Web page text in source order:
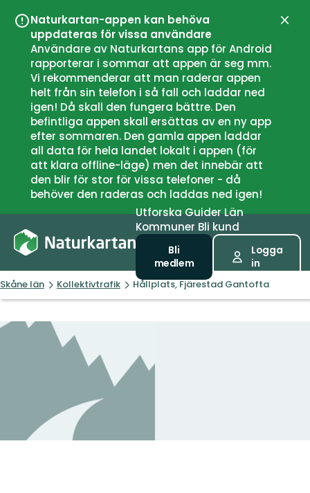
Naturkartan-appen kan behöva
uppdateras för vissa användare
Användare av Naturkartans app för Android
rapporterar i sommar att appen är seg mm.
Vi rekommenderar att man raderar appen
helt från sin telefon i så fall och laddar ned
igen! Då skall den fungera bättre. Den
befintliga appen skall ersättas av en ny app
efter sommaren. Den gamla appen laddar
all data för hela landet lokalt i appen (för
att klara offline-läge) men det innebär att
den blir för stor för vissa telefoner - då
behöver den raderas och laddas ned igen!
UtforskaGuiderLän
Kommuner Bli kund
Bli
medlem
Logga
in
Skåne län Kollektivtrafik Hållplats, Fjärestad Gantofta